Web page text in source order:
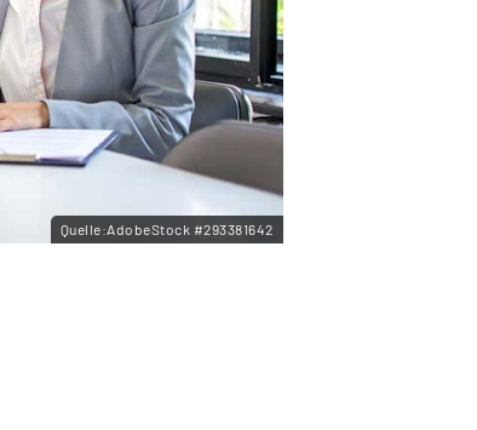
Quelle:AdobeStock #293381642